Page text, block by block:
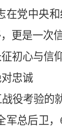
党中央
更是一次
初心与信
忠诚
役考验
总后卫